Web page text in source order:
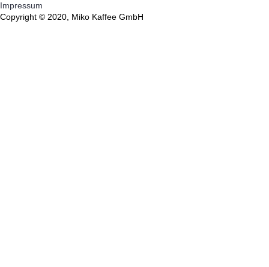
Impressum
Copyright © 2020, Miko Kaffee GmbH